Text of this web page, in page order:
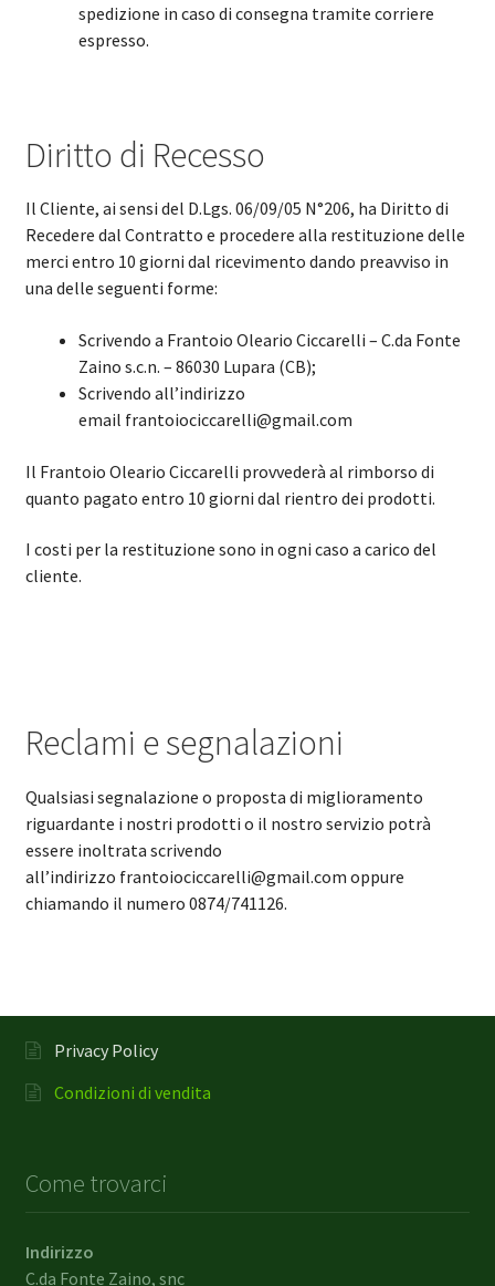
spedizione in caso di consegna tramite corriere
espresso.
Diritto di Recesso
Il Cliente, ai sensi del D.Lgs. 06/09/05 N°206, ha Diritto di
Recedere dal Contratto e procedere alla restituzione delle
merci entro 10 giorni dal ricevimento dando preavviso in
una delle seguenti forme:
Scrivendo a Frantoio Oleario Ciccarelli – C.da Fonte
Zaino s.c.n. – 86030 Lupara (CB);
Scrivendo all’indirizzo
email frantoiociccarelli@gmail.com
Il Frantoio Oleario Ciccarelli provvederà al rimborso di
quanto pagato entro 10 giorni dal rientro dei prodotti.
I costi per la restituzione sono in ogni caso a carico del
cliente.
Reclami e segnalazioni
Qualsiasi segnalazione o proposta di miglioramento
riguardante i nostri prodotti o il nostro servizio potrà
essere inoltrata scrivendo
all’indirizzo frantoiociccarelli@gmail.com oppure
chiamando il numero 0874/741126.
Privacy Policy
Condizioni di vendita
Come trovarci
Indirizzo
C.da Fonte Zaino, snc